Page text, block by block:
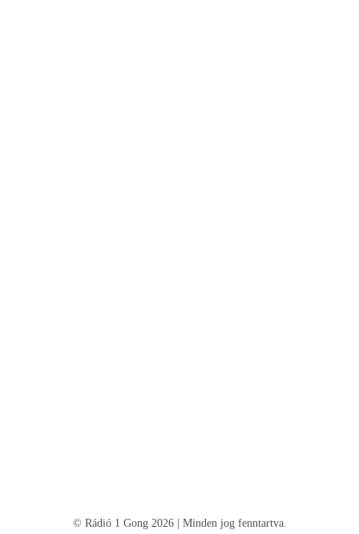
© Rádió 1 Gong 2026 | Minden jog fenntartva.